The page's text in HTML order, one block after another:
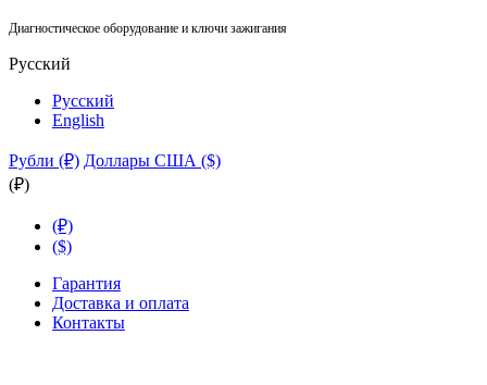
Диагностическое оборудование и ключи зажигания
Русский
Русский
English
Рубли (₽) Доллары США ($)
(₽)
(₽)
($)
Гарантия
Доставка и оплата
Контакты